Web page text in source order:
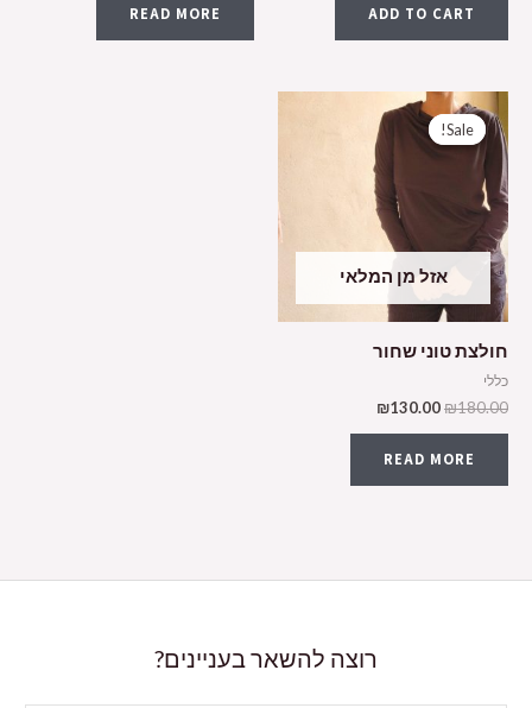
ADD TO CART
READ MORE
Sale!
אזל מן המלאי
Sale!
חולצת טוני שחור
כללי
₪180.00
₪130.00
READ MORE
רוצה להשאר בעניינים?